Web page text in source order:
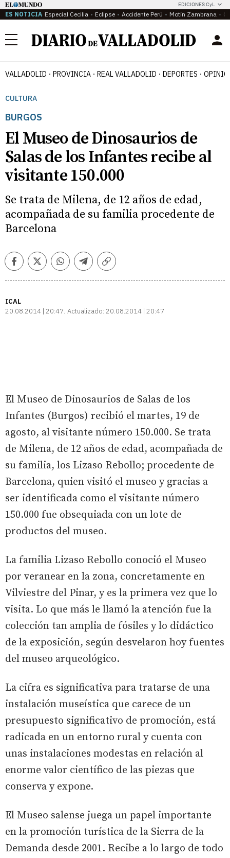
EDICIONES CyL
ES NOTICIA Especial Cecilia Eclipse Accidente Perú Motín Zambrana
Menú
VALLADOLID PROVINCIA REAL VALLADOLID DEPORTES
CULTURA
BURGOS
El Museo de Dinosaurios de
Salas de los Infantes recibe al
visitante 150.000
Se trata de Milena, de 12 años de edad,
acompañada de su familia procedente de
Barcelona
FacebookTwitterWhatsappTelegramCopiar
ICAL
20.08.2014 | 20:47 Actualizado: 20.08.2014 | 20:47
El Museo de Dinosaurios de Salas de los
Infantes (Burgos) recibió el martes, 19 de
agosto, al visitante número 150.000. Se trata
de Milena, de 12 años de edad, acompañada de
su familia, los Lizaso Rebollo; procedente de
Barcelona, quien visitó el museo y gracias a
ser identificada como el visitante número
150.000 fue obsequiada con un lote de
productos del museo.
La familia Lizaso Rebollo conoció el Museo
por veranear en la zona, concretamente en
Vilviestre del Pinar, y es la primera vez que lo
visita. Lo que más le llamó la atención fue la
colección tan amplia de fósiles y lo didáctico
de la exposición, según desvelaron hoy fuentes
del museo arqueológico.
La cifra es significativa para tratarse de una
instalación museística que carece de un
presupuesto significativo de promoción, está
radicada en un entorno rural y cuenta con
unas instalaciones modestas en relación al
enorme valor científico de las piezas que
conserva y expone.
El Museo salense juega un papel importante
en la promoción turística de la Sierra de la
Demanda desde 2001. Recibe a lo largo de todo